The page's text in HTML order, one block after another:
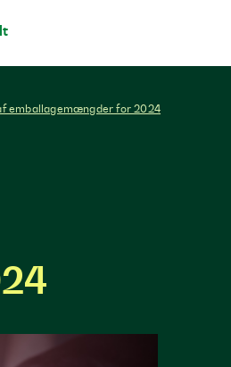
emballagemængder for 2024